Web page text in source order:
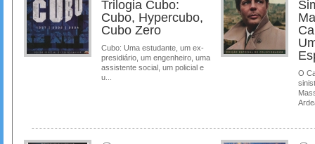
Trilogia Cubo:
Cubo, Hypercubo,
Cubo Zero
Cubo: Uma estudante, um ex-
presidiário, um engenheiro, uma
assistente social, um policial e
u...
O